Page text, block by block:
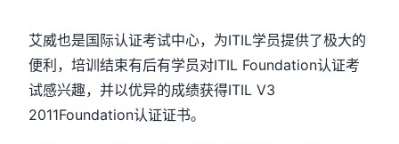
艾威也是国际认证考试中心，为ITIL学员提供了极大的
便利，培训结束有后有学员对ITIL Foundation认证考
试感兴趣，并以优异的成绩获得ITIL V3
2011Foundation认证证书。